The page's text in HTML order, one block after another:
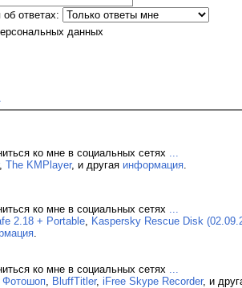
ответах:
данных
ко мне в социальных сетях
The KMPlayer, и другая информация
ко мне в социальных сетях
2.18 + Portable
Kaspersky Rescue Disk
ко мне в социальных сетях
Фотошоп
BluffTitler, iFree Skype Recorder, и